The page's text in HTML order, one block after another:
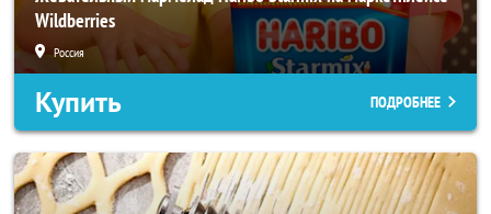
Wildberries
Россия
Купить ПОДРОБНЕЕ